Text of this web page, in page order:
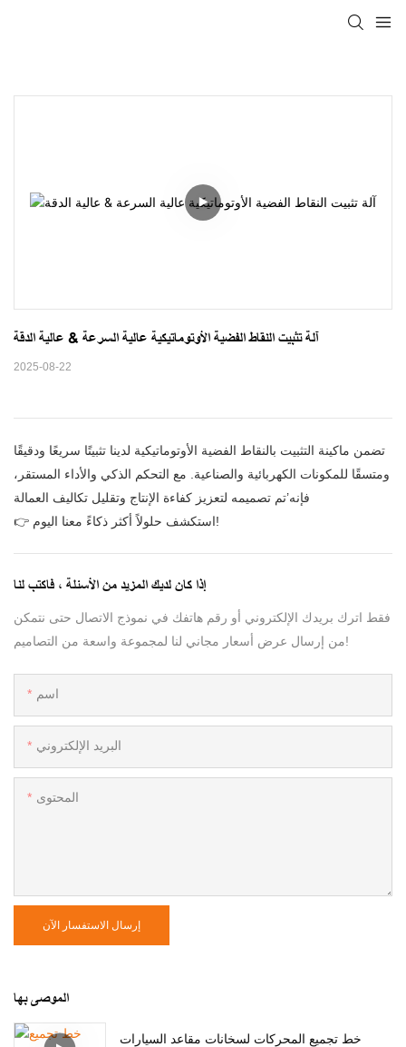
آلة تثبيت النقاط الفضية الأوتوماتيكية عالية السرعة & عالية الدقة
2025-08-22
تضمن ماكينة التثبيت بالنقاط الفضية الأوتوماتيكية لدينا تثبيتًا سريعًا ودقيقًا
ومتسقًا للمكونات الكهربائية والصناعية. مع التحكم الذكي والأداء المستقر،
👉 استكشف حلولاً أكثر ذكاءً معنا اليوم!
إذا كان لديك المزيد من الأسئلة ، فاكتب لنا
فقط اترك بريدك الإلكتروني أو رقم هاتفك في نموذج الاتصال حتى نتمكن
من إرسال عرض أسعار مجاني لنا لمجموعة واسعة من التصاميم!
اسم
البريد الإلكتروني
المحتوى
إرسال الاستفسار الآن
الموصى بها
خط تجميع المحركات لسخانات مقاعد السيارات